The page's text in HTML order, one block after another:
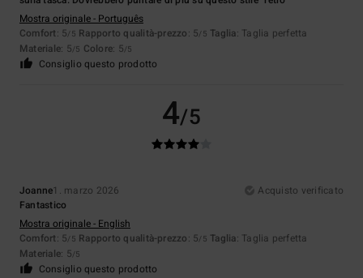
Mostra originale - Português
Comfort: 5/5 Rapporto qualità-prezzo: 5/5 Taglia: Taglia perfetta
Materiale: 5/5 Colore: 5/5
Consiglio questo prodotto
4/5
Joanne1. marzo 2026
Acquisto verificato
Fantastico
Mostra originale - English
Comfort: 5/5 Rapporto qualità-prezzo: 5/5 Taglia: Taglia perfetta
Materiale: 5/5
Consiglio questo prodotto